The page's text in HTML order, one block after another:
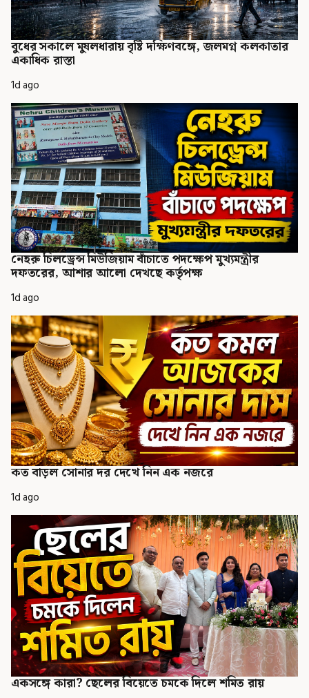
বুধের সকালে মুষলধারায় বৃষ্টি দক্ষিণবঙ্গে, জলমগ্ন কলকাতার
একাধিক রাস্তা
1d ago
নেহরু চিলড্রেন্স মিউজিয়াম বাঁচাতে পদক্ষেপ মুখ্যমন্ত্রীর
দফতরের, আশার আলো দেখছে কর্তৃপক্ষ
1d ago
কত বাড়ল সোনার দর দেখে নিন এক নজরে
1d ago
একসঙ্গে কারা? ছেলের বিয়েতে চমকে দিলে শমিত রায়